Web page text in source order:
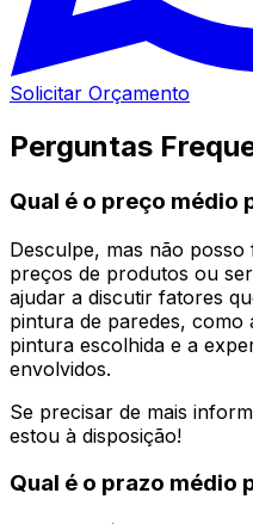
Solicitar Orçamento
Perguntas
Qual é o preço médio
Desculpe, mas não
preços de produtos ou
ajudar a discutir fatores
pintura de paredes, como
pintura escolhida e a
envolvidos.
Se precisar de mais
estou à disposição!
Qual é o prazo médio